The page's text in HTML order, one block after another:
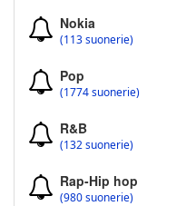
Nokia
(113 suonerie)
Pop
(1774 suonerie)
R&B
(132 suonerie)
Rap-Hip hop
(980 suonerie)